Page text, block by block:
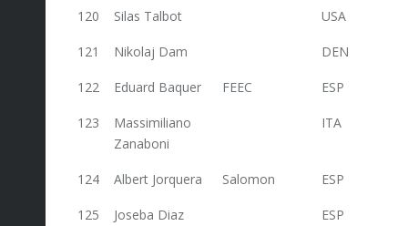
120 Silas Talbot USA
121 Nikolaj Dam DEN
122 Eduard Baquer FEEC ESP
123
Massimiliano
Zanaboni
ITA
124 Albert Jorquera Salomon ESP
125
Joseba Diaz
ESP